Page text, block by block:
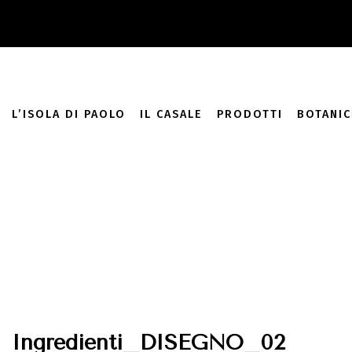
L’ISOLA DI PAOLO IL CASALE PRODOTTI
Ingredienti_DISEGNO_02